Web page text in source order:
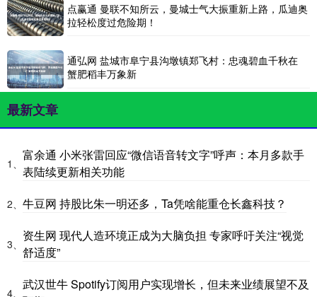
点赢通 曼联不知所云，曼城士气大振重新上路，瓜迪奥
拉轻松度过危险期！
通弘网 盐城市阜宁县沟墩镇郑飞村：忠魂碧血千秋在
蟹肥稻丰万象新
最新文章
1、
富余通 小米张雷回应“微信语音转文字”呼声：本月多款手
表陆续更新相关功能
2、 牛豆网 持股比朱一明还多，Ta凭啥能重仓长鑫科技？
3、
资生网 现代人造环境正成为大脑负担 专家呼吁关注“视觉
舒适度”
4、
武汉世牛 Spotify订阅用户实现增长，但未来业绩展望不及